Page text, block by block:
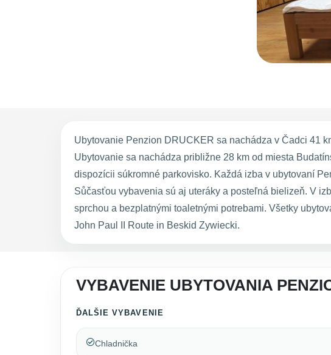
Ubytovanie Penzion DRUCKER sa nachádza v Čadci 41
Ubytovanie sa nachádza približne 28 km od miesta
dispozícii súkromné parkovisko. Každá izba v ubytovaní
Sůčasťou vybavenia sú aj uteráky a posteľná bielizeň. V
sprchou a bezplatnými toaletnými potrebami. Všetky
John Paul II Route in Beskid Zywiecki.
VYBAVENIE UBYTOVANIA
ĎALŠIE VYBAVENIE
Chladnička